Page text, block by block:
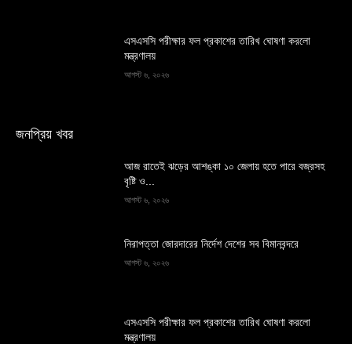
এসএসসি পরীক্ষার ফল প্রকাশের তারিখ ঘোষণা করলো
মন্ত্রণালয়
আগস্ট ৬, ২০২৬
জনপ্রিয় খবর
আজ রাতেই ঝড়ের আশঙ্কা ১০ জেলায় হতে পারে বজ্রসহ
বৃষ্টি ও...
আগস্ট ৬, ২০২৬
নিরাপত্তা জোরদারের নির্দেশ দেশের সব বিমানবন্দরে
আগস্ট ৬, ২০২৬
এসএসসি পরীক্ষার ফল প্রকাশের তারিখ ঘোষণা করলো
মন্ত্রণালয়